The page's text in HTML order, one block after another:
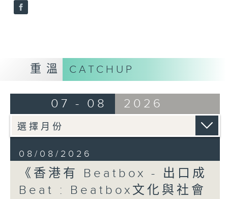
重溫 CATCHUP
07 - 08 2026
08/08/2026
《香港有 Beatbox - 出口成
Beat : Beatbox文化與社會